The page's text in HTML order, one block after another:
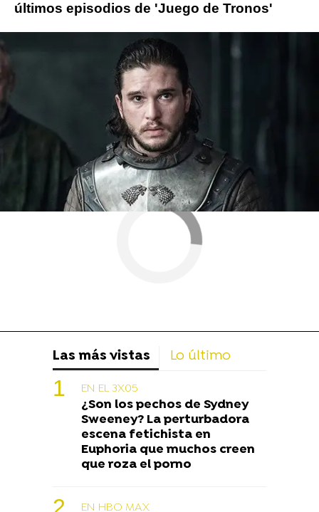
últimos episodios de 'Juego de Tronos'
Más sobre este tema:
Juego de Tronos
Las más vistas Lo último
EN EL 3X05
¿Son los pechos de Sydney
Sweeney? La perturbadora
escena fetichista en
Euphoria que muchos creen
que roza el porno
EN HBO MAX